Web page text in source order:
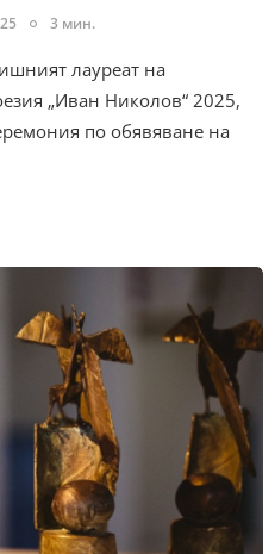
3 мин.
лауреат на
„Иван Николов“ 2025,
по обявяване на